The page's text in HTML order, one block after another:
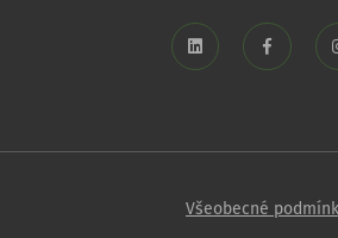
Všeobecné